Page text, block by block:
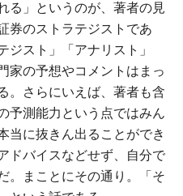
る」というのが、著者の見
券のストラテジストであ
ジスト」「アナリスト」
家の予想やコメントはまっ
。さらにいえば、著者も含
予測能力という点ではみん
当に抜きん出ることができ
ドバイスなどせず、自分で
。まことにその通り。「そ